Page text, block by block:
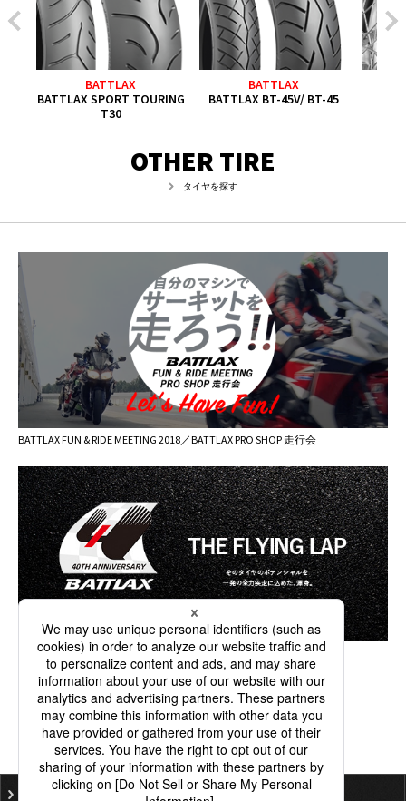
OTHER TIRE
タイヤを探す
BATTLAX
BATTLAX SPORT TOURING
T30
BATTLAX
BATTLAX BT-45V/ BT-45
BATTLAX FUN & RIDE MEETING 2018／BATTLAX PRO SHOP 走行会
ご利用にあたって 個人情報保護基本方針